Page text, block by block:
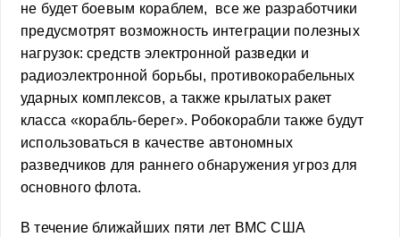
не будет боевым кораблем, все же разработчики
предусмотрят возможность интеграции полезных
нагрузок: средств электронной разведки и
радиоэлектронной борьбы, противокорабельных
ударных комплексов, а также крылатых ракет
класса «корабль-берег». Робокорабли также будут
использоваться в качестве автономных
разведчиков для раннего обнаружения угроз для
основного флота.
В течение ближайших пяти лет ВМС США